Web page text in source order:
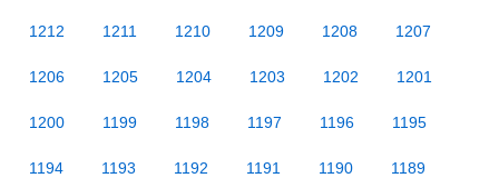
1212 1211 1210 1209 1208 1207
1206 1205 1204 1203 1202 1201
1200 1199 1198 1197 1196 1195
1194 1193 1192 1191 1190 1189